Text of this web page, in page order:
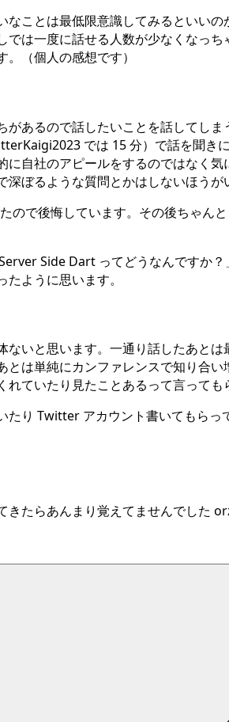
ことは最低限意識してみるといい
は一度に話せる人数が少なくなっ
（個人の感想です）
あるので話したいことを話してし
では 15 分）で話を聞き
自社のアピールをするのではなく
ぼるような質問とかはしないほうが
ので後悔しています。その後ちゃん
Side Dart ってどうなんですか
ように思います。
いと思います。一通り話したあと
は単純にカンファレンスで知り合
ていたり見たことあるって言っても
り Twitter アカウント書いてもら
きたらあんまり覚えてませんでした